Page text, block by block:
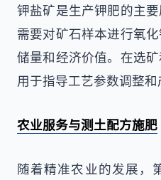
钾盐矿是生产钾肥的主要
需要对矿石样本进行氧
储量和经济价值。在选
用于指导工艺参数调整和
农业服务与测土配方施肥
随着精准农业的发展，